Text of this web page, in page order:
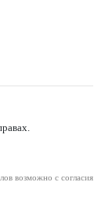
возможно с согласия